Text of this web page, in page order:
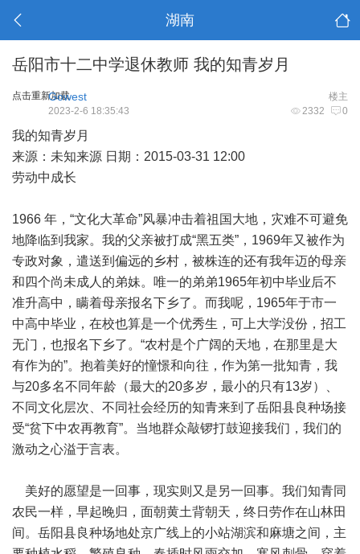
湖南
岳阳市十二中学退休教师 我的知青岁月
点击重新加载 楼主
Gowest
2332 0
2023-2-6 18:35:43
我的知青岁月
来源：未知来源 日期：2015-03-31 12:00
劳动中成长
1966 年，“文化大革命”风暴冲击着祖国大地，灾难不可避免
地降临到我家。我的父亲被打成“黑五类”，1969年又被作为
专政对象，遣送到偏远的乡村，被株连的还有我年迈的母亲
和四个尚未成人的弟妹。唯一的弟弟1965年初中毕业后不
准升高中，瞒着母亲报名下乡了。而我呢，1965年于市一
中高中毕业，在校也算是一个优秀生，可上大学没份，招工
无门，也报名下乡了。“农村是个广阔的天地，在那里是大
有作为的”。抱着美好的憧憬和向往，作为第一批知青，我
与20多名不同年龄（最大的20多岁，最小的只有13岁）、
不同文化层次、不同社会经历的知青来到了岳阳县良种场接
受“贫下中农再教育”。当地群众敲锣打鼓迎接我们，我们的
激动之心溢于言表。
美好的愿望是一回事，现实则又是另一回事。我们知青同
农民一样，早起晚归，面朝黄土背朝天，终日劳作在山林田
间。岳阳县良种场地处京广线上的小站湖滨和麻塘之间，主